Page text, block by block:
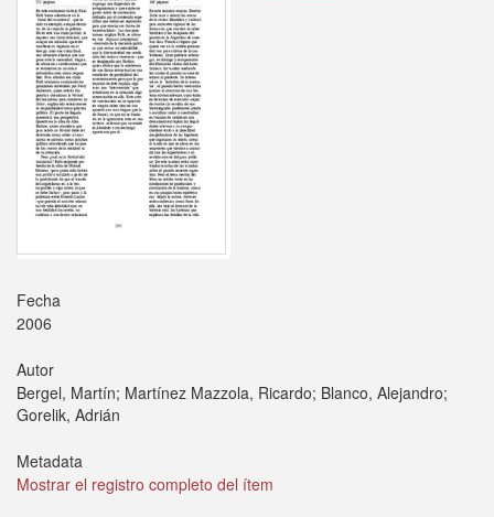
Fecha
2006
Autor
Bergel, Martín; Martínez Mazzola, Ricardo; Blanco, Alejandro;
Gorelik, Adrián
Metadata
Mostrar el registro completo del ítem